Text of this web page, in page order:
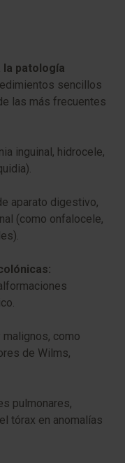
la patología
sencillos
las más frecuentes
inguinal, hidrocele,
aparato digestivo,
(como onfalocele,
como
de Wilms,
pulmonares,
tórax en anomalías